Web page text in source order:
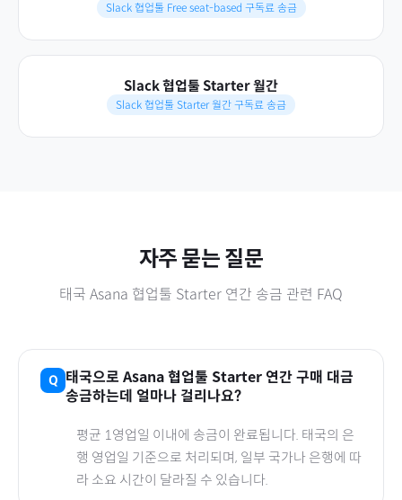
Slack 협업툴 Free seat-based 구독료 송금
Slack 협업툴 Starter 월간
Slack 협업툴 Starter 월간 구독료 송금
자주 묻는 질문
태국 Asana 협업툴 Starter 연간 송금 관련 FAQ
태국으로 Asana 협업툴 Starter 연간구매 대금
송금하는데 얼마나 걸리나요?
평균 1영업일 이내에 송금이 완료됩니다. 태국의 은
행 영업일 기준으로 처리되며, 일부 국가나 은행에 따
라 소요 시간이 달라질 수 있습니다.